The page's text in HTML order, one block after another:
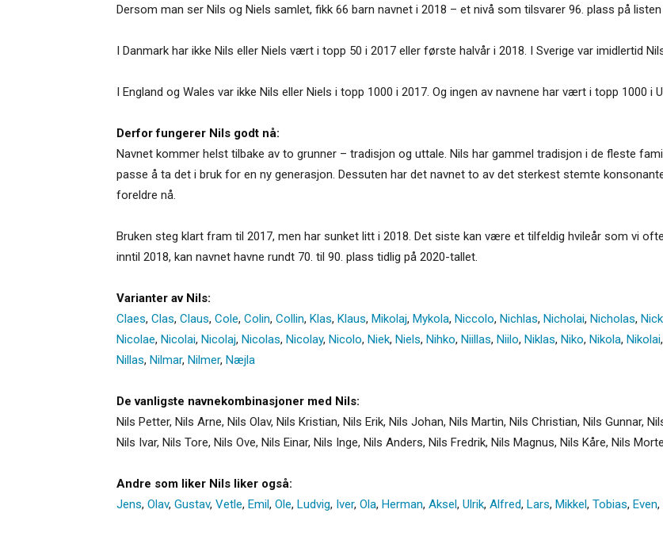
Dersom man ser Nils og Niels samlet, fikk 66 barn navnet i 2018 – et nivå som tilsvarer 96. plass på
I Danmark har ikke Nils eller Niels vært i topp 50 i 2017 eller første halvår i 2018. I Sverige var imidlertid
I England og Wales var ikke Nils eller Niels i topp 1000 i 2017. Og ingen av navnene har vært i topp 1000 i
Derfor fungerer Nils godt nå:
Navnet kommer helst tilbake av to grunner – tradisjon og uttale. Nils har gammel tradisjon i de fleste
passe å ta det i bruk for en ny generasjon. Dessuten har det navnet to av det sterkest stemte
foreldre nå.
Bruken steg klart fram til 2017, men har sunket litt i 2018. Det siste kan være et tilfeldig hvileår som vi
inntil 2018, kan navnet havne rundt 70. til 90. plass tidlig på 2020-tallet.
Varianter av Nils:
Claes, Clas, Claus, Cole, Colin, Collin, Klas, Klaus, Mikolaj, Mykola, Niccolo, Nichlas, Nicholai, Nicholas, Nick
Nicolae, Nicolai, Nicolaj, Nicolas, Nicolay, Nicolo, Niek, Niels, Nihko, Niillas, Niilo, Niklas, Niko, Nikola, Nikolai,
Nillas, Nilmar, Nilmer, Næjla
De vanligste navnekombinasjoner med Nils:
Nils Petter, Nils Arne, Nils Olav, Nils Kristian, Nils Erik, Nils Johan, Nils Martin, Nils Christian, Nils Gunnar,
Nils Ivar, Nils Tore, Nils Ove, Nils Einar, Nils Inge, Nils Anders, Nils Fredrik, Nils Magnus, Nils Kåre, Nils
Andre som liker Nils liker også:
Jens, Olav, Gustav, Vetle, Emil, Ole, Ludvig, Iver, Ola, Herman, Aksel, Ulrik, Alfred, Lars, Mikkel, Tobias, Even,